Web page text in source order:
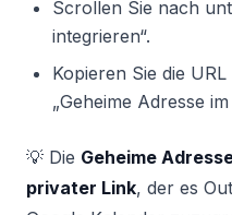
Scrollen Sie nach
integrieren“.
Kopieren Sie die
„Geheime Adresse
💡 Die Geheime
privater Link, der es